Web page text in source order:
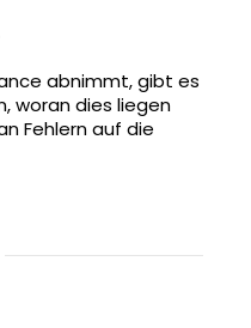
abnimmt, gibt es
woran dies liegen
Fehlern auf die